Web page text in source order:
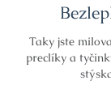
Taky jste
preclíky a